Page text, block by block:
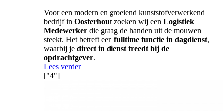
Voor een modern en groeiend kunststofverwerkend
bedrijf in Oosterhout zoeken wij een Logistiek
Medewerker die graag de handen uit de mouwen
steekt. Het betreft een fulltime functie in dagdienst,
waarbij je direct in dienst treedt bij de
opdrachtgever.
Lees verder
["4"]